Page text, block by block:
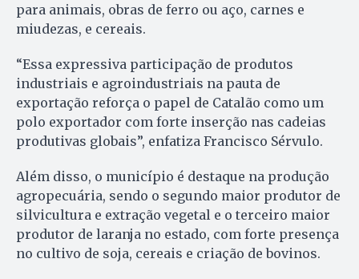
para animais, obras de ferro ou aço, carnes e
miudezas, e cereais.
“Essa expressiva participação de produtos
industriais e agroindustriais na pauta de
exportação reforça o papel de Catalão como um
polo exportador com forte inserção nas cadeias
produtivas globais”, enfatiza Francisco Sérvulo.
Além disso, o município é destaque na produção
agropecuária, sendo o segundo maior produtor de
silvicultura e extração vegetal e o terceiro maior
produtor de laranja no estado, com forte presença
no cultivo de soja, cereais e criação de bovinos.